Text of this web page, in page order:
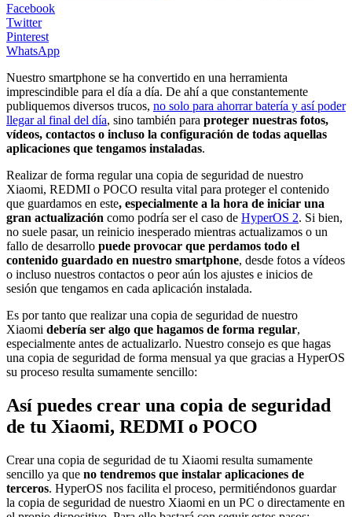
Facebook
Twitter
Pinterest
WhatsApp
Nuestro smartphone se ha convertido en una herramienta
imprescindible para el día a día. De ahí a que constantemente
publiquemos diversos trucos, no solo para ahorrar batería y así poder
llegar al final del día, sino también para proteger nuestras fotos,
vídeos, contactos o incluso la configuración de todas aquellas
aplicaciones que tengamos instaladas.
Realizar de forma regular una copia de seguridad de nuestro
Xiaomi, REDMI o POCO resulta vital para proteger el contenido
que guardamos en este, especialmente a la hora de iniciar una
gran actualización como podría ser el caso de HyperOS 2. Si bien,
no suele pasar, un reinicio inesperado mientras actualizamos o un
fallo de desarrollo puede provocar que perdamos todo el
contenido guardado en nuestro smartphone, desde fotos a vídeos
o incluso nuestros contactos o peor aún los ajustes e inicios de
sesión que tengamos en cada aplicación instalada.
Es por tanto que realizar una copia de seguridad de nuestro
Xiaomi debería ser algo que hagamos de forma regular,
especialmente antes de actualizarlo. Nuestro consejo es que hagas
una copia de seguridad de forma mensual ya que gracias a HyperOS
su proceso resulta sumamente sencillo:
Así puedes crear una copia de seguridad
de tu Xiaomi, REDMI o POCO
Crear una copia de seguridad de tu Xiaomi resulta sumamente
sencillo ya que no tendremos que instalar aplicaciones de
terceros. HyperOS nos facilita el proceso, permitiéndonos guardar
la copia de seguridad de nuestro Xiaomi en un PC o directamente en